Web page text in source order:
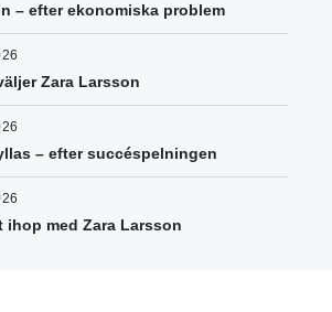
– efter ekonomiska problem
Zara Larsson
– efter succéspelningen
ihop med Zara Larsson